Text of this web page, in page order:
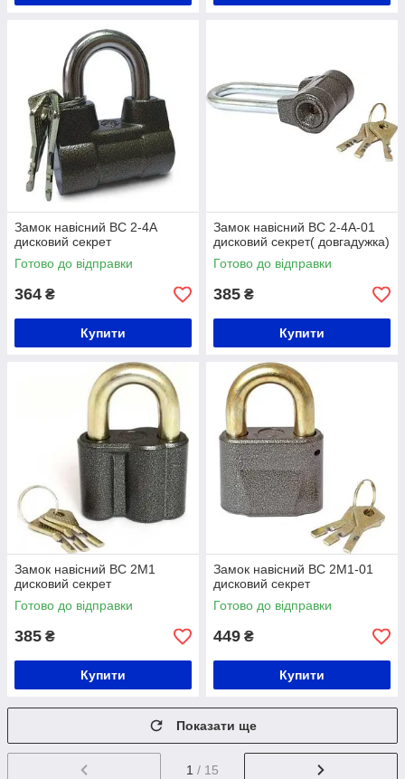
Замок навісний ВС 2-4А
дисковий секрет
Готово до відправки
364 ₴
Купити
Замок навісний ВС 2-4А-01
дисковий секрет( довгадужка)
Готово до відправки
385 ₴
Купити
Замок навісний ВС 2М1
дисковий секрет
Готово до відправки
385 ₴
Купити
Замок навісний ВС 2М1-01
дисковий секрет
Готово до відправки
449 ₴
Купити
Показати ще
1 / 15